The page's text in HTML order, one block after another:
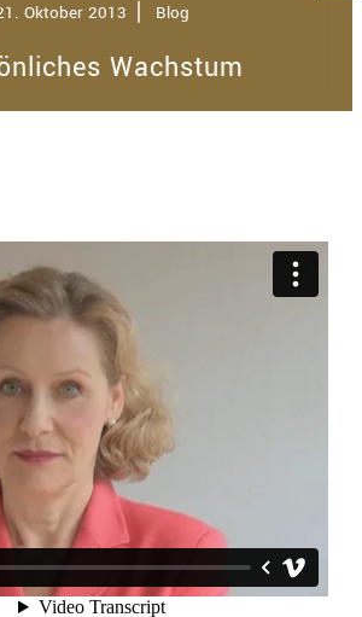
Oktober 2013 Blog
Wachstum